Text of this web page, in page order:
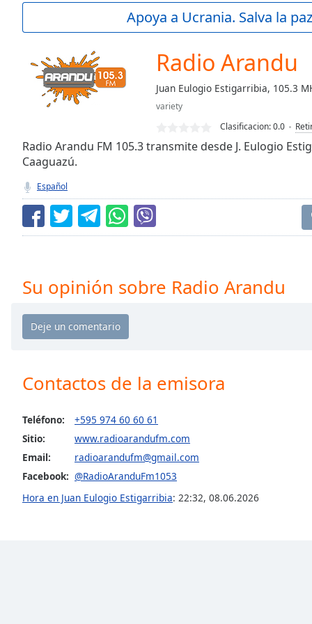
Current
Loaded:
Seek to
currently
LIVE
Remaining
Rate
Chapters
Chapters
selected
Subtitles
subtitles
settings,
Apoya a Ucrania. Salva la
Radio Arandu
Juan Eulogio Estigarribia, 105.3
variety
Clasificacion:0.0
Radio Arandu FM 105.3 transmite desde J. Eulogio
Caaguazú.
Español
Su opinión sobre Radio Arandu
Contactos de la emisora
Teléfono:
+595 974 60 60 61
Sitio:
www.radioarandufm.com
Email:
radioarandufm@gmail.com
Facebook: @RadioAranduFm1053
Hora en Juan Eulogio Estigarribia: 22:32, 08.06.2026